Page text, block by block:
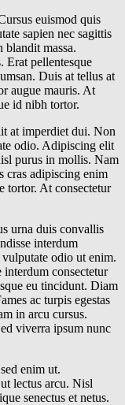
euismod quis
sapien nec sagittis
blandit massa.
Erat pellentesque
Duis at tellus at
augue mauris. At
id nibh tortor.
at imperdiet dui. Non
odio. Adipiscing elit
purus in mollis. Nam
cras adipiscing enim
tortor. At consectetur
urna duis convallis
interdum
odio ut enim.
interdum consectetur
eu tincidunt. Diam
ac turpis egestas
in arcu cursus.
viverra ipsum nunc
enim ut.
lectus arcu. Nisl
senectus et netus.